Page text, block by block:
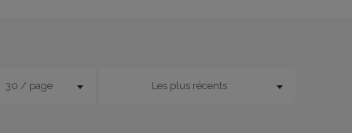
30 / page Les plus récents